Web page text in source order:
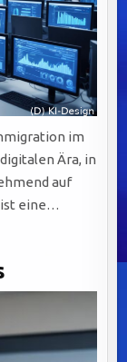
im
Ära, in
auf
ist eine…